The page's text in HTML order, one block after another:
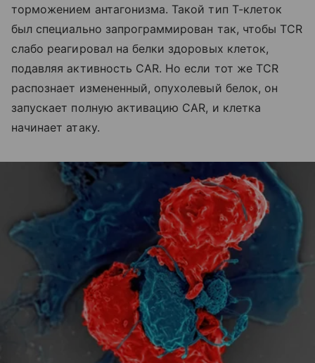
торможением антагонизма. Такой тип Т-клеток
был специально запрограммирован так, чтобы TCR
слабо реагировал на белки здоровых клеток,
подавляя активность CAR. Но если тот же TCR
распознает измененный, опухолевый белок, он
запускает полную активацию CAR, и клетка
начинает атаку.